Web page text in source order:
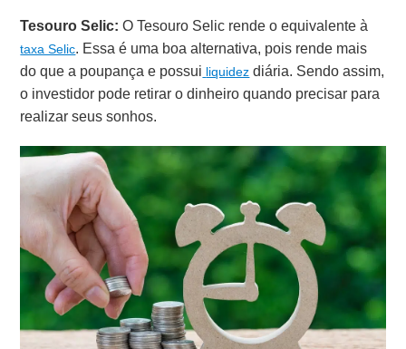
Tesouro Selic: O Tesouro Selic rende o equivalente à
taxa Selic. Essa é uma boa alternativa, pois rende mais
do que a poupança e possui liquidez diária. Sendo assim,
o investidor pode retirar o dinheiro quando precisar para
realizar seus sonhos.